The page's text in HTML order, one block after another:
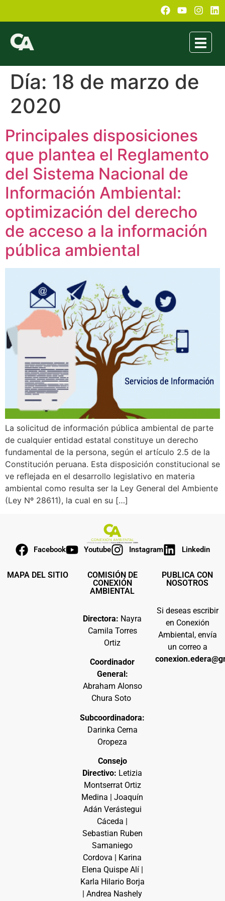
Día: 18 de marzo de
2020
Principales disposiciones
que plantea el Reglamento
del Sistema Nacional de
Información Ambiental:
optimización del derecho
de acceso a la información
pública ambiental
La solicitud de información pública ambiental de parte
de cualquier entidad estatal constituye un derecho
fundamental de la persona, según el artículo 2.5 de la
Constitución peruana. Esta disposición constitucional se
ve reflejada en el desarrollo legislativo en materia
ambiental como resulta ser la Ley General del Ambiente
(Ley Nº 28611), la cual en su […]
Facebook Youtube Instagram Linkedin
MAPA DEL SITIO
COMISIÓN DE
CONEXIÓN
AMBIENTAL
Directora: Nayra
Camila Torres
Ortiz
Coordinador
General:
Abraham Alonso
Chura Soto
Subcoordinadora:
Darinka Cerna
Oropeza
Consejo
Directivo: Letizia
Montserrat Ortiz
Medina | Joaquín
Adán Verástegui
Cáceda |
Sebastian Ruben
Samaniego
Cordova | Karina
Elena Quispe Alí |
Karla Hilario Borja
| Andrea Nashely
PUBLICA CON
NOSOTROS
Si deseas escribir
en Conexión
Ambiental, envía
un correo a